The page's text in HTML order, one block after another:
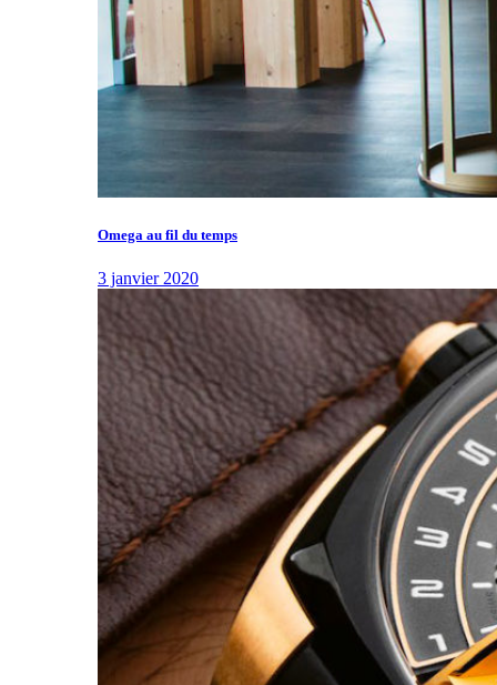
Omega au fil du temps
3 janvier 2020